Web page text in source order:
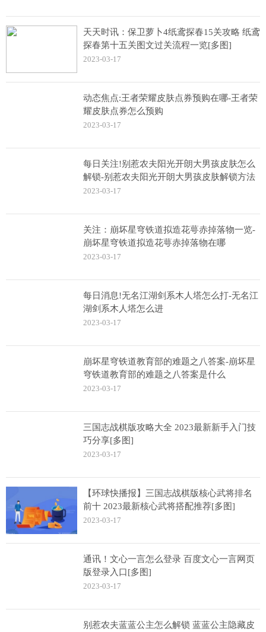
天天时讯：保卫萝卜4纸鸢探春15关攻略 纸鸢
探春第十五关图文过关流程一览[多图]
2023-03-17
动态焦点:王者荣耀皮肤点券预购在哪-王者荣
耀皮肤点券怎么预购
2023-03-17
每日关注!别惹农夫阳光开朗大男孩皮肤怎么
解锁-别惹农夫阳光开朗大男孩皮肤解锁方法
2023-03-17
关注：崩坏星穹铁道拟造花萼赤掉落物一览-
崩坏星穹铁道拟造花萼赤掉落物在哪
2023-03-17
每日消息!无名江湖剑系木人塔怎么打-无名江
湖剑系木人塔怎么进
2023-03-17
崩坏星穹铁道教育部的难题之八答案-崩坏星
穹铁道教育部的难题之八答案是什么
2023-03-17
三国志战棋版攻略大全 2023最新新手入门技
巧分享[多图]
2023-03-17
【环球快播报】三国志战棋版核心武将排名
前十 2023最新核心武将搭配推荐[多图]
2023-03-17
通讯！文心一言怎么登录 百度文心一言网页
版登录入口[多图]
2023-03-17
别惹农夫蓝蓝公主怎么解锁 蓝蓝公主隐藏皮